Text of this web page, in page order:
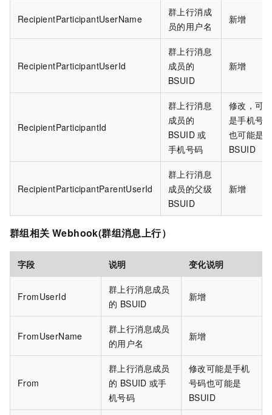
RecipientParticipantUserName
群上行消成
员的用户名
新增
RecipientParticipantUserId
群上行消息
成员的
BSUID
新增
RecipientParticipantId
群上行消息
成员的
BSUID 或
手机号码
修改，可能
是手机号码
也可能是
BSUID
RecipientParticipantParentUserId
群上行消息
成员的父级
BSUID
新增
群组相关 Webhook(群组消息上行）
字段 说明 变化说明
FromUserId
群上行消息成员
的 BSUID
新增
FromUserName
群上行消息成员
的用户名
新增
From
群上行消息成员
的 BSUID 或手
机号码
修改可能是手机
号码也可能是
BSUID